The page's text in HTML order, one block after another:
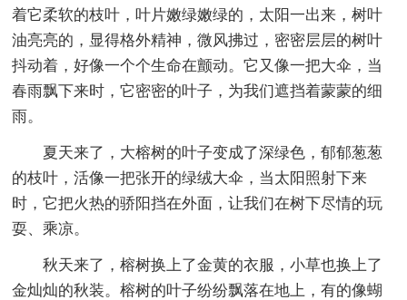
着它柔软的枝叶，叶片嫩绿嫩绿的，太阳一出来，树叶
油亮亮的，显得格外精神，微风拂过，密密层层的树叶
抖动着，好像一个个生命在颤动。它又像一把大伞，当
春雨飘下来时，它密密的叶子，为我们遮挡着蒙蒙的细
雨。
夏天来了，大榕树的叶子变成了深绿色，郁郁葱葱
的枝叶，活像一把张开的绿绒大伞，当太阳照射下来
时，它把火热的骄阳挡在外面，让我们在树下尽情的玩
耍、乘凉。
秋天来了，榕树换上了金黄的衣服，小草也换上了
金灿灿的秋装。榕树的叶子纷纷飘落在地上，有的像蝴